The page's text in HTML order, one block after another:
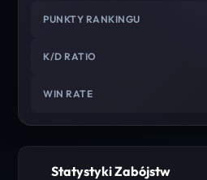
PUNKTY RANKINGU
K/D RATIO
WIN RATE
Statystyki Zabójstw